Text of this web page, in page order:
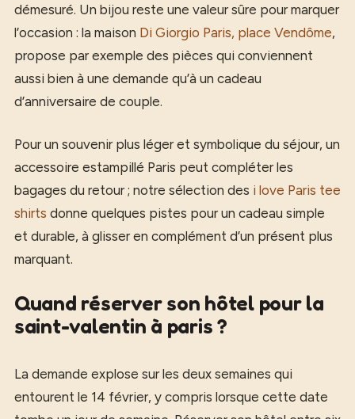
démesuré. Un bijou reste une valeur sûre pour marquer
l’occasion : la maison Di Giorgio Paris, place Vendôme,
propose par exemple des pièces qui conviennent
aussi bien à une demande qu’à un cadeau
d’anniversaire de couple.
Pour un souvenir plus léger et symbolique du séjour, un
accessoire estampillé Paris peut compléter les
bagages du retour ; notre sélection des i love Paris tee
shirts donne quelques pistes pour un cadeau simple
et durable, à glisser en complément d’un présent plus
marquant.
Quand réserver son hôtel pour la
saint-valentin à paris ?
La demande explose sur les deux semaines qui
entourent le 14 février, y compris lorsque cette date